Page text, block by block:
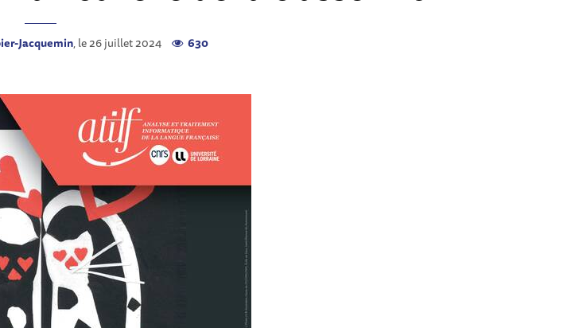
Jacquemin, le 26 juillet 2024 630